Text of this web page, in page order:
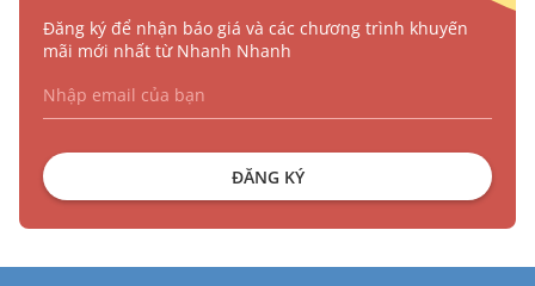
Đăng ký để nhận báo giá và các chương trình khuyến
mãi mới nhất từ Nhanh Nhanh
ĐĂNG KÝ